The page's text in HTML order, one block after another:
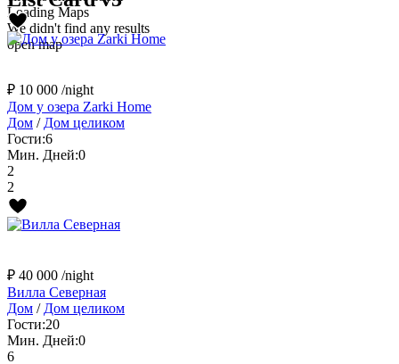
Loading Maps
We didn't find any results
open map
₽ 10 000 /night
Дом у озера Zarki Home
Дом / Дом целиком
Гости:6
Мин. Дней:0
2
2
₽ 40 000 /night
Вилла Северная
Дом / Дом целиком
Гости:20
Мин. Дней:0
6